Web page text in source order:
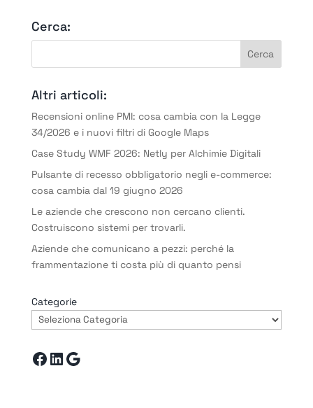
Cerca:
Altri articoli:
Recensioni online PMI: cosa cambia con la Legge
34/2026 e i nuovi filtri di Google Maps
Case Study WMF 2026: Netly per Alchimie Digitali
Pulsante di recesso obbligatorio negli e-commerce:
cosa cambia dal 19 giugno 2026
Le aziende che crescono non cercano clienti.
Costruiscono sistemi per trovarli.
Aziende che comunicano a pezzi: perché la
frammentazione ti costa più di quanto pensi
Categorie
Facebook
LinkedIn
Google